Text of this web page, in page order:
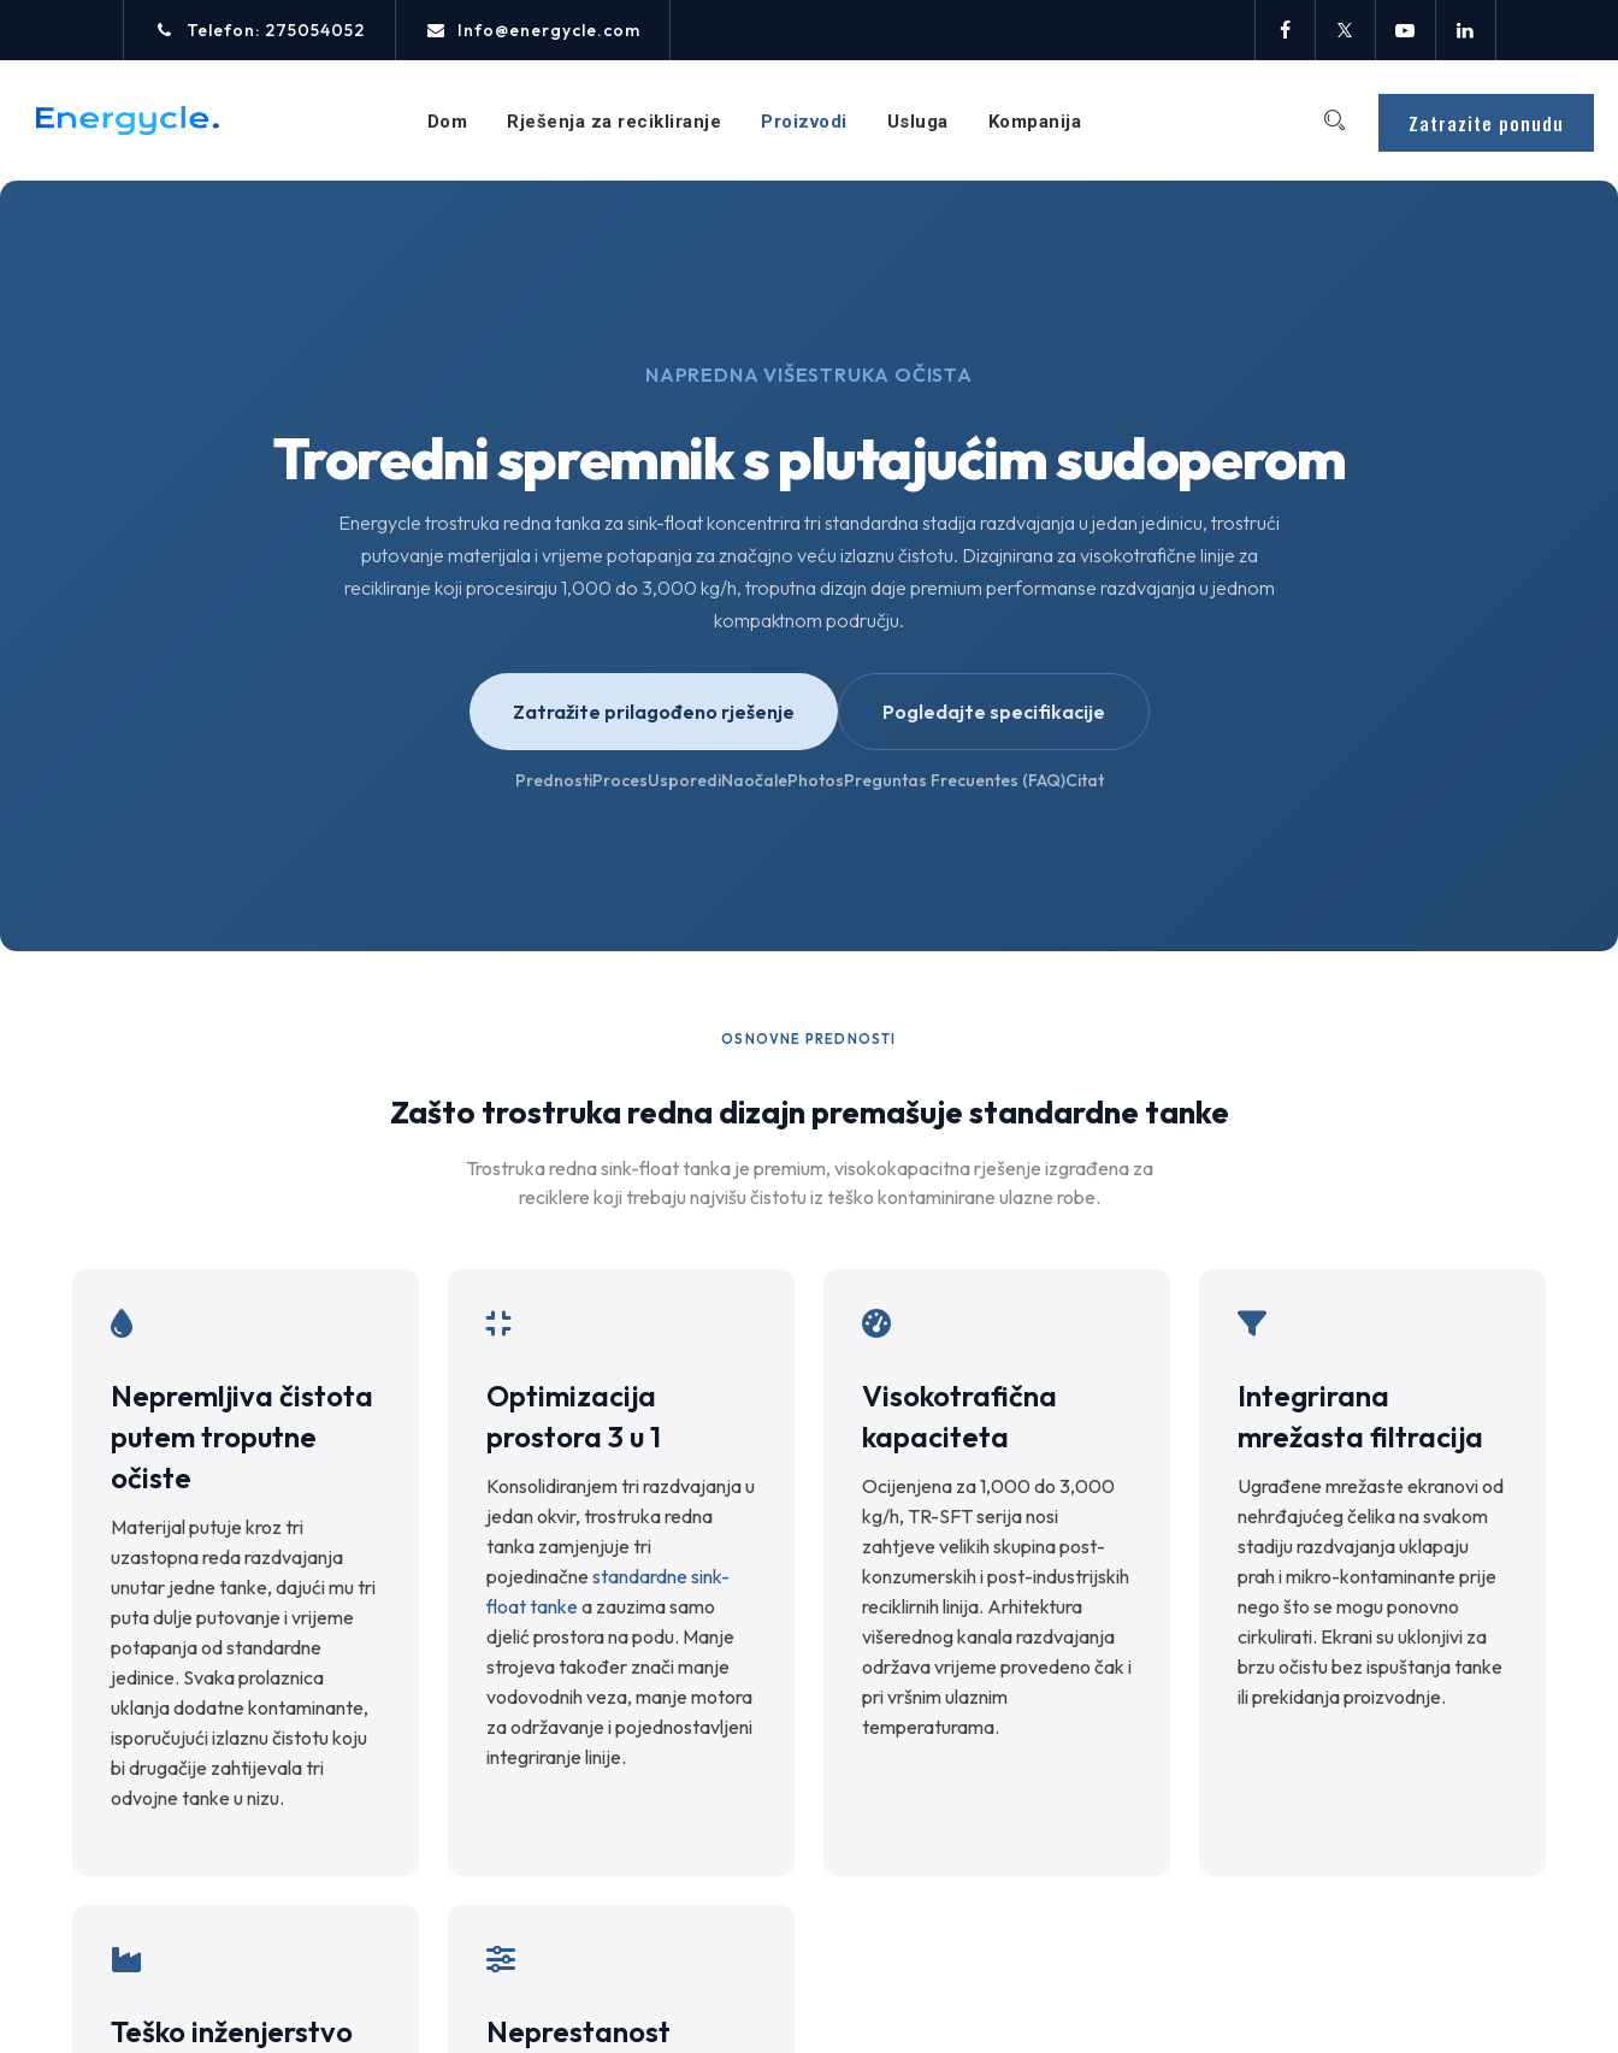
Telefon: 275054052 Info@energycle.com
Zatrazite ponudu
Dom Rješenja za recikliranje Proizvodi Usluga Kompanija
NAPREDNA VIŠESTRUKA OČISTA
Troredni spremnik s plutajućim sudoperom
Energycle trostruka redna tanka za sink-float koncentrira tri standardna stadija razdvajanja u jedan jedinicu, trostrući
putovanje materijala i vrijeme potapanja za značajno veću izlaznu čistotu. Dizajnirana za visokotrafične linije za
recikliranje koji procesiraju 1,000 do 3,000 kg/h, troputna dizajn daje premium performanse razdvajanja u jednom
kompaktnom području.
Zatražite prilagođeno rješenje Pogledajte specifikacije
PrednostiProcesUsporediNaočalePhotosPreguntas Frecuentes (FAQ)Citat
OSNOVNE PREDNOSTI
Zašto trostruka redna dizajn premašuje standardne tanke
Trostruka redna sink-float tanka je premium, visokokapacitna rješenje izgrađena za
reciklere koji trebaju najvišu čistotu iz teško kontaminirane ulazne robe.
Nepremljiva čistota
putem troputne
očiste
Materijal putuje kroz tri
uzastopna reda razdvajanja
unutar jedne tanke, dajući mu tri
puta dulje putovanje i vrijeme
potapanja od standardne
jedinice. Svaka prolaznica
uklanja dodatne kontaminante,
isporučujući izlaznu čistotu koju
bi drugačije zahtijevala tri
odvojne tanke u nizu.
Optimizacija
prostora 3 u 1
Konsolidiranjem tri razdvajanja u
jedan okvir, trostruka redna
tanka zamjenjuje tri
pojedinačne standardne sink-
float tanke a zauzima samo
djelić prostora na podu. Manje
strojeva također znači manje
vodovodnih veza, manje motora
za održavanje i pojednostavljeni
integriranje linije.
Visokotrafična
kapaciteta
Ocijenjena za 1,000 do 3,000
kg/h, TR-SFT serija nosi
zahtjeve velikih skupina post-
konzumerskih i post-industrijskih
reciklirnih linija. Arhitektura
višerednog kanala razdvajanja
održava vrijeme provedeno čak i
pri vršnim ulaznim
temperaturama.
Integrirana
mrežasta filtracija
Ugrađene mrežaste ekranovi od
nehrđajućeg čelika na svakom
stadiju razdvajanja uklapaju
prah i mikro-kontaminante prije
nego što se mogu ponovno
cirkulirati. Ekrani su uklonjivi za
brzu očistu bez ispuštanja tanke
ili prekidanja proizvodnje.
Teško inženjerstvo
Neprestanost